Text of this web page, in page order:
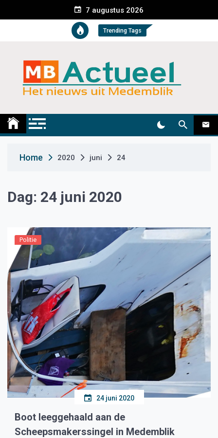
e
t
7 augustus 2026
Trending Tags
Medemblik Actueel
Home 2020 juni 24
Dag: 24 juni 2020
Politie
24 juni 2020
Boot leeggehaald aan de
Scheepsmakerssingel in Medemblik